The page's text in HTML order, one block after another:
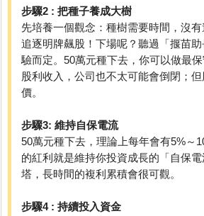
步驟2 : 把種子養成大樹
先培養一個觀念：種樹需要時間，沒
追逐明牌飆股！下場呢？聽過「揠苗
驗而定。50萬元種下去，你可以做最
股利收入，公司也不太可能會倒閉；
價。
步驟3: 維持自保電流
50萬元種下去，理論上每年會有5%～
的紅利就是維持你投資成長的「自保
塔，長時間的複利累積會很可觀。
步驟4 : 持續投入資金